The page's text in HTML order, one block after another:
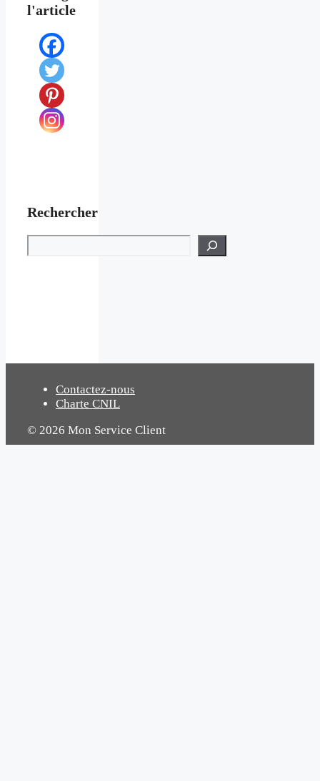
l'article
Rechercher
Contactez-nous
Charte CNIL
© 2026 Mon Service Client